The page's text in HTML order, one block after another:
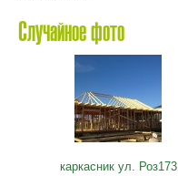
Случайное фото
каркасник ул. Роз173